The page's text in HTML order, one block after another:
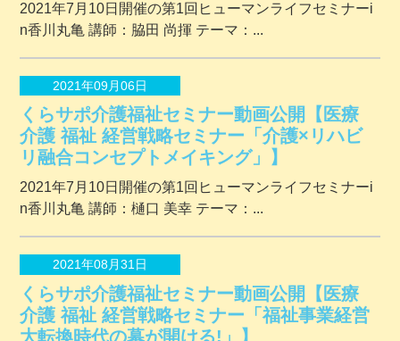
2021年7月10日開催の第1回ヒューマンライフセミナーi
n香川丸亀 講師：脇田 尚揮 テーマ：...
2021年09月06日
くらサポ介護福祉セミナー動画公開【医療
介護 福祉 経営戦略セミナー「介護×リハビ
リ融合コンセプトメイキング」】
2021年7月10日開催の第1回ヒューマンライフセミナーi
n香川丸亀 講師：樋口 美幸 テーマ：...
2021年08月31日
くらサポ介護福祉セミナー動画公開【医療
介護 福祉 経営戦略セミナー「福祉事業経営
大転換時代の幕が開ける!」】